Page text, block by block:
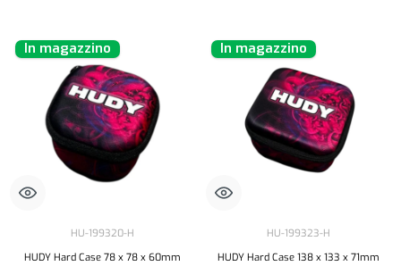
In magazzino
HU-199320-H
HUDY Hard Case 78 x 78 x 60mm
In magazzino
HU-199323-H
HUDY Hard Case 138 x 133 x 71mm